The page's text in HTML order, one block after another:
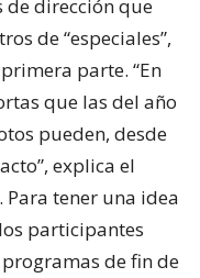
de dirección que
de “especiales”,
parte. “En
que las del año
pueden, desde
explica el
tener una idea
participantes
de fin de